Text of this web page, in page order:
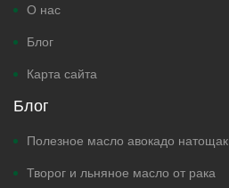
О нас
Блог
Карта сайта
Блог
Полезное масло авокадо натощак
Творог и льняное масло от рака